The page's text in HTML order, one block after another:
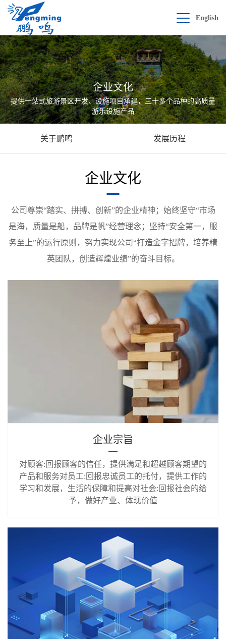
English
企业文化
提供一站式旅游景区开发、设施项目承建，三十多个品种的高质量
游乐设施产品
关于鹏鸣 发展历程
企业文化
公司尊崇“踏实、拼搏、创新”的企业精神；始终坚守“市场
是海，质量是船，品牌是帆”经营理念；坚持“安全第一，服
务至上”的运行原则，努力实现公司“打造金字招牌，培养精
英团队，创造辉煌业绩”的奋斗目标。
企业宗旨
对顾客:回报顾客的信任，提供满足和超越顾客期望的
产品和服务对员工:回报忠诚员工的托付，提供工作的
学习和发展，生活的保障和提高对社会:回报社会的给
予，做好产业、体现价值